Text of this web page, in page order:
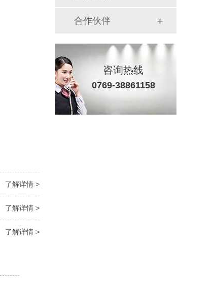
了解详情 >
了解详情 >
了解详情 >
合作伙伴
咨询热线
0769-38861158